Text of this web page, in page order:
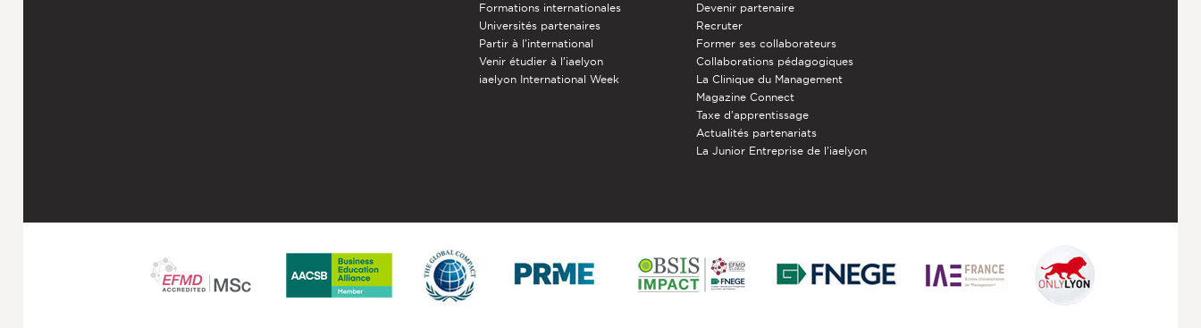
Formations internationales
Universités partenaires
Partir à l'international
Venir étudier à l’iaelyon
iaelyon International Week
Devenir partenaire
Recruter
Former ses collaborateurs
Collaborations pédagogiques
La Clinique du Management
Magazine Connect
Taxe d'apprentissage
Actualités partenariats
La Junior Entreprise de l'iaelyon